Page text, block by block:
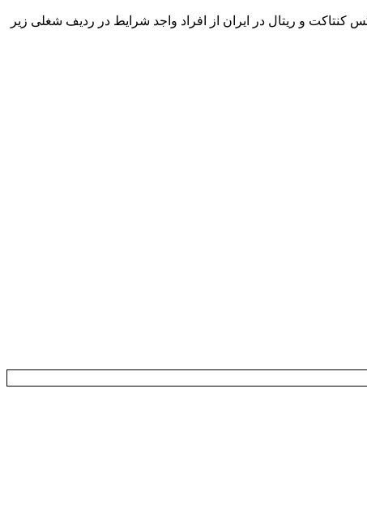
کنتاکت و ریتال در ایران از افراد واجد شرایط در ردیف شغلی زیر